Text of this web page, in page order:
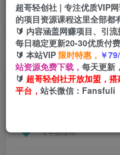
首页 创业课程 会员免费
冠东·2023淘系直通
性，实时性，直通车
2年前发布
超哥轻创社 | 专注优质VIP
的项目资源课程这里全部都
🔰 内容涵盖网赚项目、引
每日稳定更新20-30优质付
🔰 本站VIP 限时特惠， ￥
站资源免费下载， 每天更新
🔰 超哥轻创社开放加盟，
平台， 站长微信：Fansfuli